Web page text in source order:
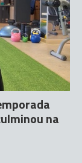
na